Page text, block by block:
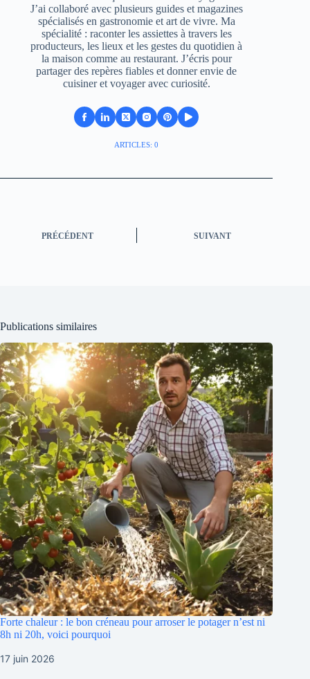
J’ai collaboré avec plusieurs guides et magazines
spécialisés en gastronomie et art de vivre. Ma
spécialité : raconter les assiettes à travers les
producteurs, les lieux et les gestes du quotidien à
la maison comme au restaurant. J’écris pour
partager des repères fiables et donner envie de
cuisiner et voyager avec curiosité.
ARTICLES: 0
PRÉCÉDENT SUIVANT
Publications similaires
Forte chaleur : le bon créneau pour arroser le potager n’est ni
8h ni 20h, voici pourquoi
17 juin 2026